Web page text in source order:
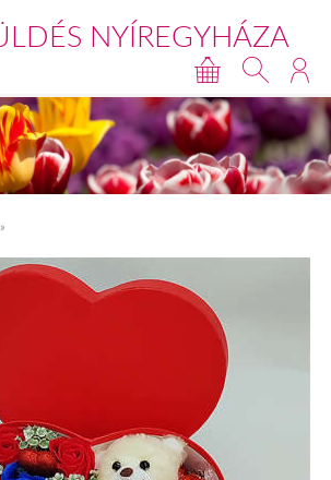
NYÍREGYHÁZA